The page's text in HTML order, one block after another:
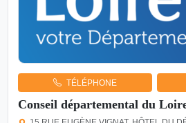
TÉLÉPHONE
Conseil départemental du